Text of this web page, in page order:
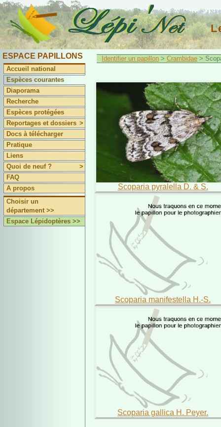
ESPACE PAPILLONS
Accueil national
Espèces courantes
Diaporama
Recherche
Espèces protégées
Reportages et dossiers >
Docs à télécharger
Pratique
Liens
Quoi de neuf ?
>
FAQ
A propos
Choisir un
département >>
Espace Lépidoptères >>
Identifier un papillon > Crambidae >
Scoparia pyralella D. & S.
Scoparia manifestella H.-S.
Scoparia gallica H. Peyer.